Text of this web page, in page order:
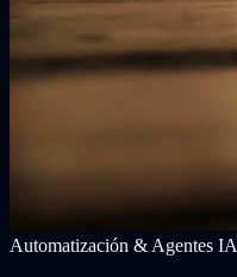
Automatización & Agentes IA